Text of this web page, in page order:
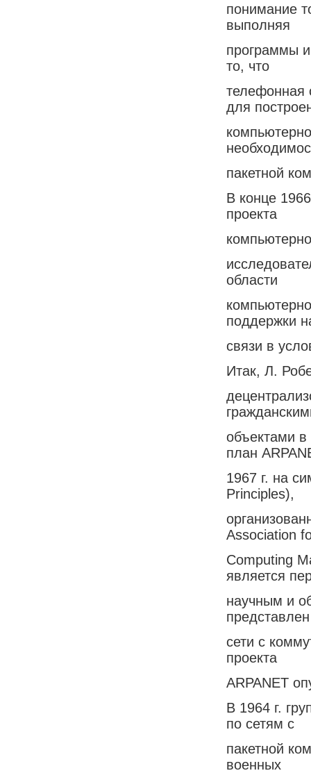
понимание
выполняя
программы
то, что
телефонная
для
пакетной
В конце
проекта
области
поддержки
связи в
Итак, Л.
объектами
план
1967 г. на
Principles),
Association
Computing
является
научным и
сети с
проекта
ARPANET
В 1964 г.
по сетям с
пакетной
военных